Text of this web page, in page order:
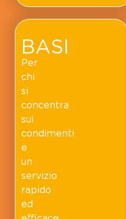
BASI
Per
chi
si
concentra
sui
condimenti
e
un
servizio
rapido
ed